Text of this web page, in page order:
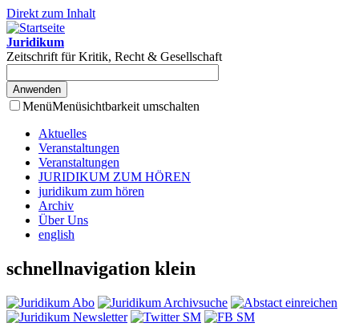
Direkt zum Inhalt
Juridikum
Zeitschrift für Kritik, Recht & Gesellschaft
MenüMenüsichtbarkeit umschalten
Aktuelles
Veranstaltungen
Veranstaltungen
JURIDIKUM ZUM HÖREN
juridikum zum hören
Archiv
Über Uns
english
schnellnavigation klein